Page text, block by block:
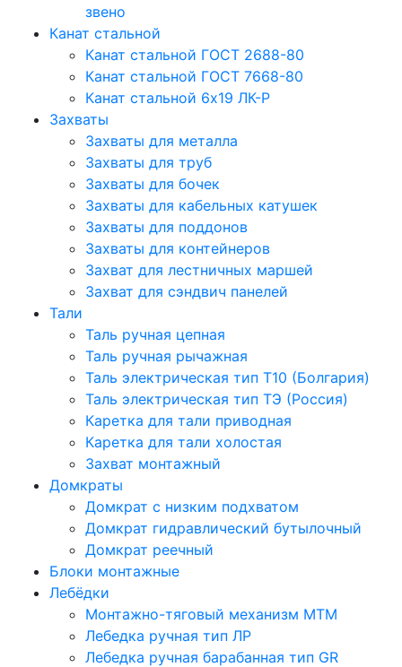
звено
Канат стальной
Канат стальной ГОСТ 2688-80
Канат стальной ГОСТ 7668-80
Канат стальной 6x19 ЛК-Р
Захваты
Захваты для металла
Захваты для труб
Захваты для бочек
Захваты для кабельных катушек
Захваты для поддонов
Захваты для контейнеров
Захват для лестничных маршей
Захват для сэндвич панелей
Тали
Таль ручная цепная
Таль ручная рычажная
Таль электрическая тип Т10 (Болгария)
Таль электрическая тип ТЭ (Россия)
Каретка для тали приводная
Каретка для тали холостая
Захват монтажный
Домкраты
Домкрат с низким подхватом
Домкрат гидравлический бутылочный
Домкрат реечный
Блоки монтажные
Лебёдки
Монтажно-тяговый механизм МТМ
Лебедка ручная тип ЛР
Лебедка ручная барабанная тип GR